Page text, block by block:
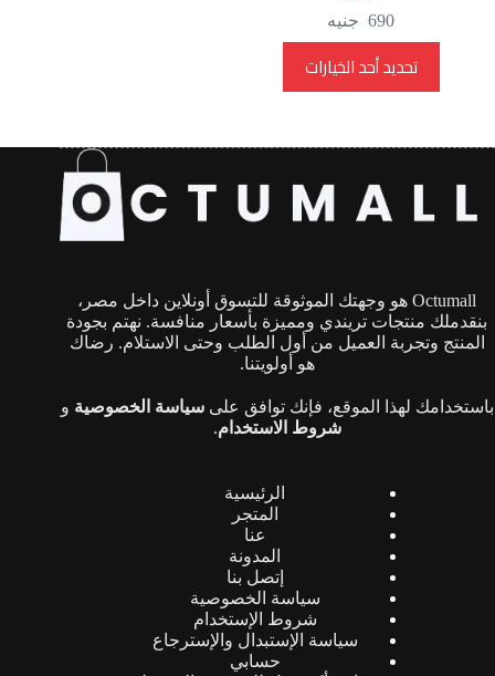
690 جنيه
تحديد أحد الخيارات
العديد
من
يمكن
اختيار
المنتج
Octumall هو وجهتك الموثوقة للتسوق أونلاين داخل مصر،
بنقدملك منتجات تريندي ومميزة بأسعار منافسة. نهتم بجودة
المنتج وتجربة العميل من أول الطلب وحتى الاستلام. رضاك
هو أولويتنا.
باستخدامك لهذا الموقع، فإنك توافق علىسياسة الخصوصية و
شروط الاستخدام.
الرئيسية
المتجر
عنا
المدونة
إتصل بنا
سياسة الخصوصية
شروط الإستخدام
سياسة الإستبدال والإسترجاع
حسابي